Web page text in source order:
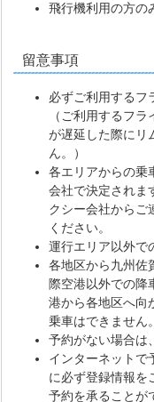
飛行機利用の方の
留意事項
必ずご利用するフ
（ご利用するフ
が遅延した際にリ
ん。）
各エリアからの乗
会社で決定されま
クシー会社からご
ください。
運行エリア以外で
各地区から九州佐
際空港以外での降
港から各地区へ向
乗車はできません。
予約がない場合は
インターネットで
に必ず登録情報を
予約を承ることが